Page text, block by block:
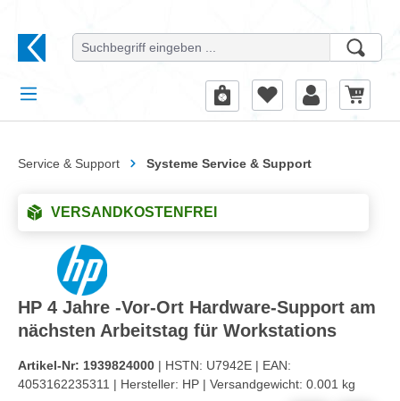
Service & Support Systeme Service & Support
VERSANDKOSTENFREI
HP 4 Jahre -Vor-Ort Hardware-Support am
nächsten Arbeitstag für Workstations
Artikel-Nr: 1939824000 | HSTN: U7942E | EAN:
4053162235311 | Hersteller: HP | Versandgewicht: 0.001 kg